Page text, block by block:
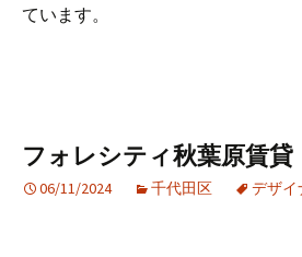
ています。
フォレシティ秋葉原賃貸
06/11/2024 千代田区 デザイ